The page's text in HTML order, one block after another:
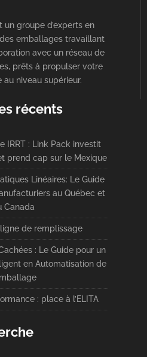
un groupe d’experts en
emballages travaillant
avec un réseau de
prêts à propulser votre
au niveau supérieur.
récents
IRRT : Link Pack investit
prend cap sur le Mexique
Linéaires: Le Guide
au Québec et
Canada
de remplissage
: Le Guide pour un
en Automatisation de
: place à l’ELITA